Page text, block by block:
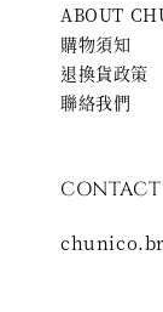
ABOUT
購物須知
退換貨政策
聯絡我們
CONTACT